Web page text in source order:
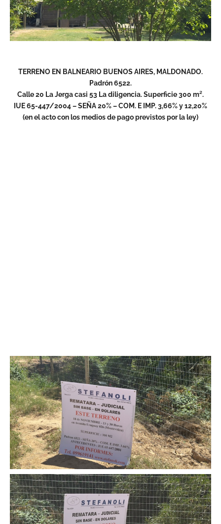
TERRENO EN BALNEARIO BUENOS AIRES, MALDONADO.
Padrón 6522.
Calle 20 La Jerga casi 53 La diligencia. Superficie 300 m².
IUE 65-447/2004 – SEÑA 20% – COM. E IMP. 3,66% y 12,20%
(en el acto con los medios de pago previstos por la ley)